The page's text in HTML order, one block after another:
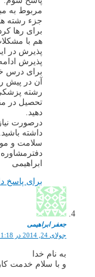
مربوط به
جزء رشته
برای رها
هم با
پذیرش در
پذیرش
برای درس
آن در پیش
رشته
تحصیل در
دهید.
درصورت
داشته باشید.
سلامت و
ابراهیمی
برای پاسخ
جعفر ابراهیمی
جولای 24, 2014 در 11:18
به نام خدا
و با سلام خدمت